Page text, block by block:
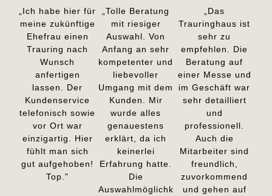
„Ich habe hier für
meine zukünftige
Ehefrau einen
Trauring nach
Wunsch
anfertigen
lassen. Der
Kundenservice
telefonisch sowie
vor Ort war
einzigartig. Hier
fühlt man sich
gut aufgehoben!
Top."
„Tolle Beratung
mit riesiger
Auswahl. Von
Anfang an sehr
kompetenter und
liebevoller
Umgang mit dem
Kunden. Mir
wurde alles
genauestens
erklärt, da ich
keinerlei
Erfahrung hatte.
Die
Auswahlmöglichk
„Das
Trauringhaus ist
sehr zu
empfehlen. Die
Beratung auf
einer Messe und
im Geschäft war
sehr detailliert
und
professionell.
Auch die
Mitarbeiter sind
freundlich,
zuvorkommend
und gehen auf